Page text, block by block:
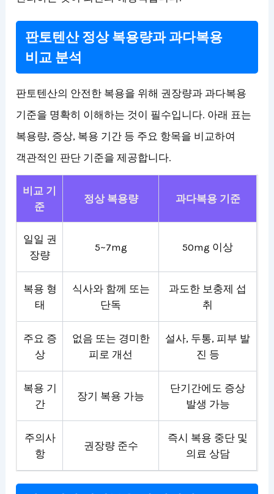
판토텐산 정상 복용량과 과다복용
비교 분석
판토텐산의 안전한 복용을 위해 권장량과 과다복용
기준을 명확히 이해하는 것이 필수입니다. 아래 표는
복용량, 증상, 복용 기간 등 주요 항목을 비교하여
객관적인 판단 기준을 제공합니다.
비교 기
준
정상 복용량 과다복용 기준
일일 권
장량
5~7mg 50mg 이상
복용 형
태
식사와 함께 또는
단독
과도한 보충제 섭
취
주요 증
상
없음 또는 경미한
피로 개선
설사, 두통, 피부 발
진 등
복용 기
간
장기 복용 가능
단기간에도 증상
발생 가능
주의사
항
권장량 준수
즉시 복용 중단 및
의료 상담